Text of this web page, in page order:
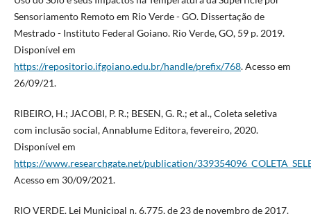
Sensoriamento Remoto em Rio Verde - GO. Dissertação de
Mestrado - Instituto Federal Goiano. Rio Verde, GO, 59 p. 2019.
Disponível em
https://repositorio.ifgoiano.edu.br/handle/prefix/768. Acesso em
26/09/21.
RIBEIRO, H.; JACOBI, P. R.; BESEN, G. R.; et al., Coleta seletiva
com inclusão social, Annablume Editora, fevereiro, 2020.
Disponível em
https://www.researchgate.net/publication/
Acesso em 30/09/2021.
RIO VERDE. Lei Municipal n. 6.775, de 23 de novembro de 2017.